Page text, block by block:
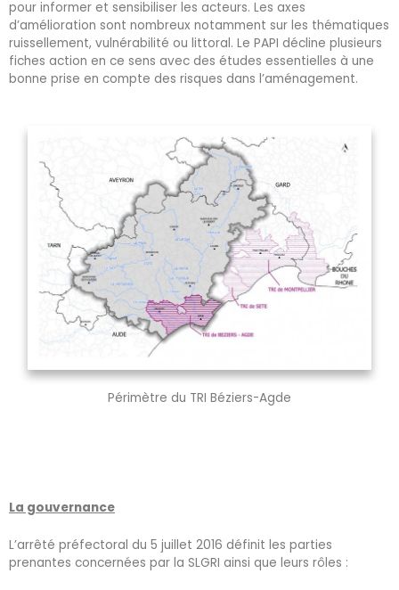
pour informer et sensibiliser les acteurs. Les axes
d’amélioration sont nombreux notamment sur les thématiques
ruissellement, vulnérabilité ou littoral. Le PAPI décline plusieurs
fiches action en ce sens avec des études essentielles à une
bonne prise en compte des risques dans l’aménagement.
Périmètre du TRI Béziers-Agde
La gouvernance
L’arrêté préfectoral du 5 juillet 2016 définit les parties
prenantes concernées par la SLGRI ainsi que leurs rôles :